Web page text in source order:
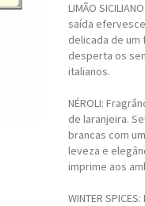
LIMÃO
saída
delicada de um
desperta os
italianos.
NÉROLI:
de laranjeira.
brancas com
leveza e
imprime aos
WINTER